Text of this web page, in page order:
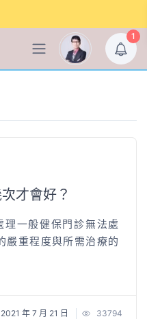
1
才會好？
一般健保門診無法處
嚴重程度與所需治療的
2021 年 7 月 21 日 33794